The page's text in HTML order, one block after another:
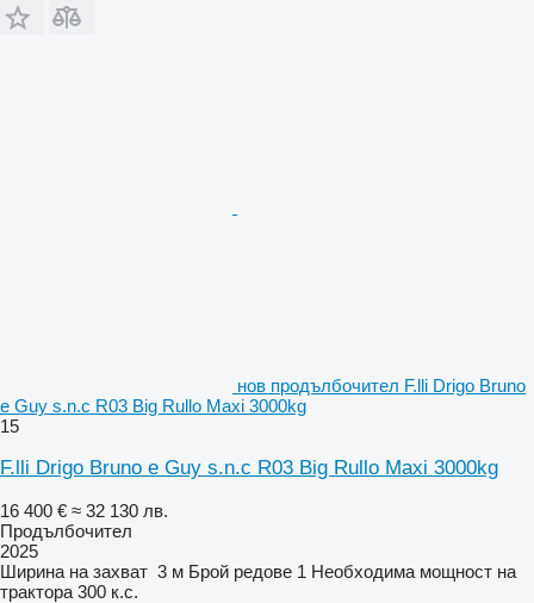
нов продълбочител F.lli Drigo Bruno
e Guy s.n.c R03 Big Rullo Maxi 3000kg
15
F.lli Drigo Bruno e Guy s.n.c R03 Big Rullo Maxi 3000kg
16 400 € ≈ 32 130 лв.
Продълбочител
2025
Ширина на захват 3 м Брой редове 1 Необходима мощност на
трактора 300 к.с.